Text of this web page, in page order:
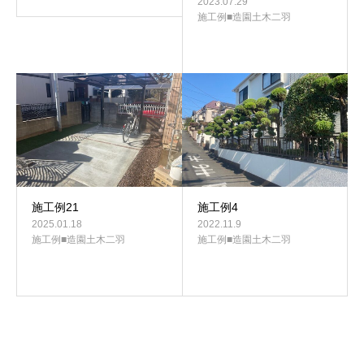
施工例■造園土木二羽
施工例21
2025.01.18
施工例■造園土木二羽
施工例4
2022.11.9
施工例■造園土木二羽